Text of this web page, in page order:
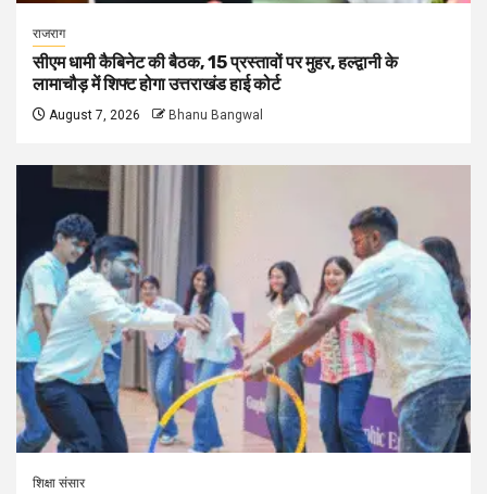
राजराग
सीएम धामी कैबिनेट की बैठक, 15 प्रस्तावों पर मुहर, हल्द्वानी के
लामाचौड़ में शिफ्ट होगा उत्तराखंड हाई कोर्ट
August 7, 2026 Bhanu Bangwal
शिक्षा संसार